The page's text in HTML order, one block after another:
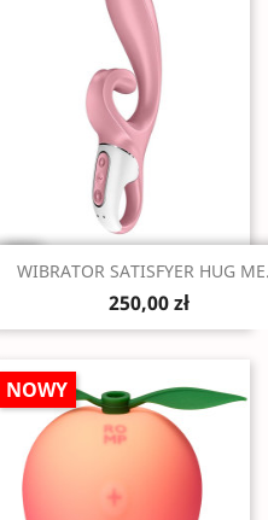
Szybki podgląd
WIBRATOR SATISFYER HUG
250,00 zł
NOWY